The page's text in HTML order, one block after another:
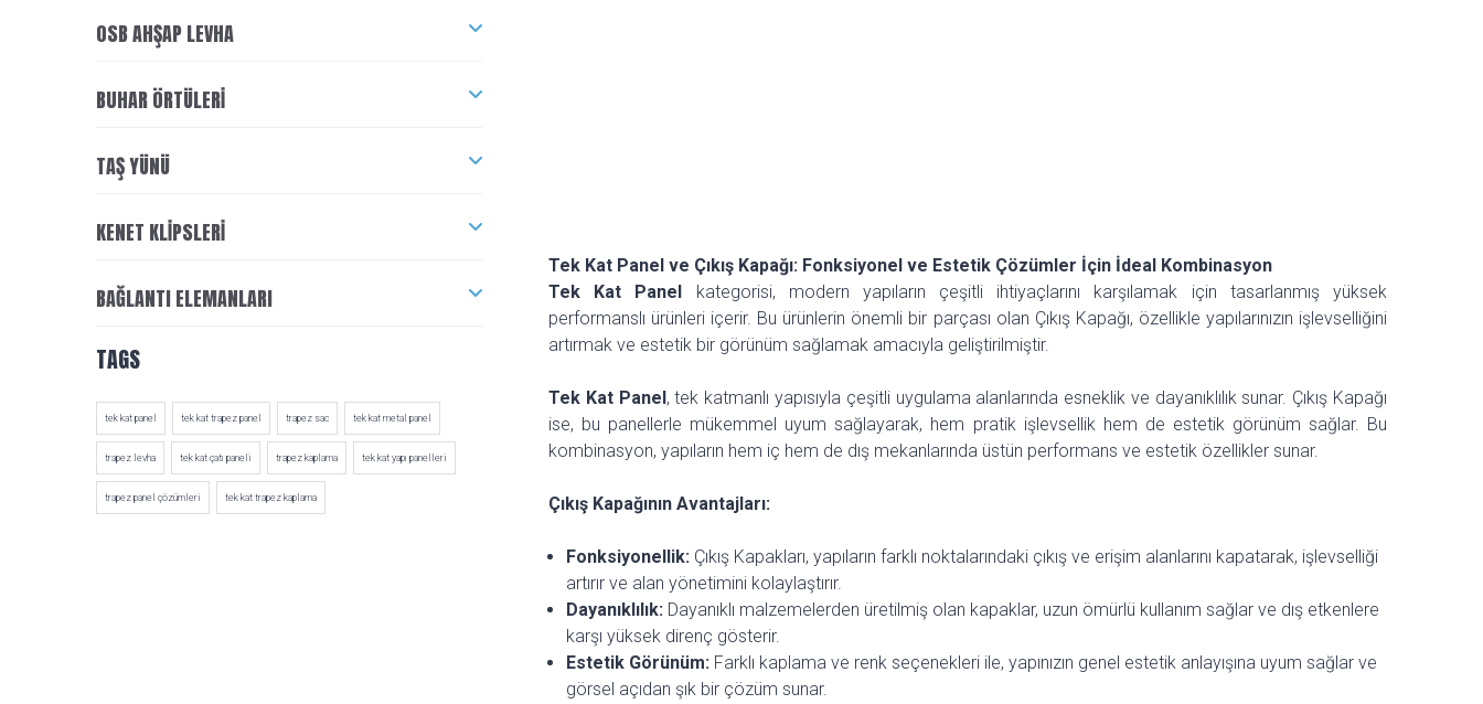
Tek Kat Panel ve Çıkış Kapağı: Fonksiyonel ve Estetik Çözümler İçin İdeal Kombinasyon
Tek Kat Panel kategorisi, modern yapıların çeşitli ihtiyaçlarını karşılamak için tasarlanmış yüksek
performanslı ürünleri içerir. Bu ürünlerin önemli bir parçası olan Çıkış Kapağı, özellikle yapılarınızın işlevselliğini
artırmak ve estetik bir görünüm sağlamak amacıyla geliştirilmiştir.
Tek Kat Panel, tek katmanlı yapısıyla çeşitli uygulama alanlarında esneklik ve dayanıklılık sunar. Çıkış Kapağı
ise, bu panellerle mükemmel uyum sağlayarak, hem pratik işlevsellik hem de estetik görünüm sağlar. Bu
kombinasyon, yapıların hem iç hem de dış mekanlarında üstün performans ve estetik özellikler sunar.
Çıkış Kapağının Avantajları:
Fonksiyonellik:Çıkış Kapakları, yapıların farklı noktalarındaki çıkış ve erişim alanlarını kapatarak, işlevselliği
artırır ve alan yönetimini kolaylaştırır.
Dayanıklılık: Dayanıklı malzemelerden üretilmiş olan kapaklar, uzun ömürlü kullanım sağlar ve dış etkenlere
karşı yüksek direnç gösterir.
Estetik Görünüm:Farklı kaplama ve renk seçenekleri ile, yapınızın genel estetik anlayışına uyum sağlar ve
görsel açıdan şık bir çözüm sunar.
OSB AHŞAP LEVHA
BUHAR ÖRTÜLERI
TAŞ YÜNÜ
KENET KLIPSLERI
BAĞLANTI ELEMANLARI
TAGS
tek kat panel tek kat trapez panel trapez sac tek kat metal panel
trapez levha tek kat çatı paneli trapez kaplama tek kat yapı panelleri
trapez panel çözümleri tek kat trapez kaplama